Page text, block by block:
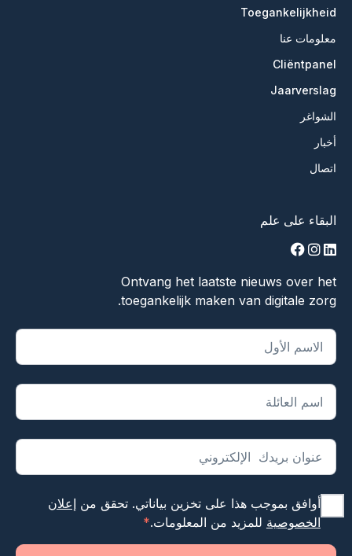
Toegankelijkheid
معلومات عنا
Cliëntpanel
Jaarverslag
الشواغر
أخبار
اتصال
البقاء على علم
linkedin
instagram
facebook
Ontvang het laatste nieuws over het
toegankelijk maken van digitale zorg.
يشير "*" إلى الحقول المطلوبة
أوافق بموجب هذا على تخزين بياناتي. تحقق من إعلان
الخصوصية للمزيد من المعلومات.*